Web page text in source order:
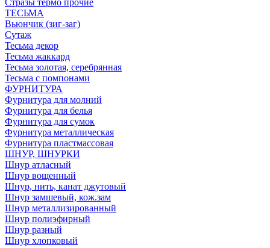
Стразы термо прочие
ТЕСЬМА
Вьюнчик (зиг-заг)
Сутаж
Тесьма декор
Тесьма жаккард
Тесьма золотая, серебрянная
Тесьма с помпонами
ФУРНИТУРА
Фурнитура для молний
Фурнитура для белья
Фурнитура для сумок
Фурнитура металлическая
Фурнитура пластмассовая
ШНУР, ШНУРКИ
Шнур атласный
Шнур вощенный
Шнур, нить, канат джутовый
Шнур замшевый, кож.зам
Шнур металлизированный
Шнур полиэфирный
Шнур разный
Шнур хлопковый